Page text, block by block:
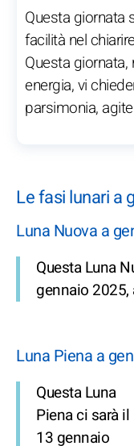
Questa giornata
facilità nel
Questa
energia, vi
parsimonia,
Le fasi lunari a
Luna Nuova a
Questa Luna
gennaio 2025,
Luna Piena a
Questa Luna
Piena ci sarà il
13 gennaio